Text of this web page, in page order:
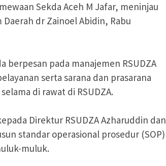
Sekda Aceh M Jafar, meninjau
dr Zainoel Abidin, Rabu
berpesan pada manajemen RSUDZA
serta sarana dan prasarana
di rawat di RSUDZA.
Direktur RSUDZA Azharuddin dan
standar operasional prosedur (SOP)
muluk.